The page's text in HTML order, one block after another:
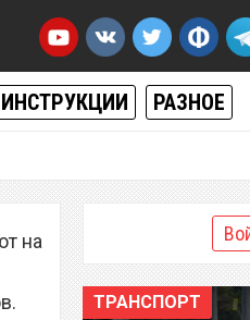
ИНСТРУКЦИИ РАЗНОЕ
на
ТРАНСПОРТ